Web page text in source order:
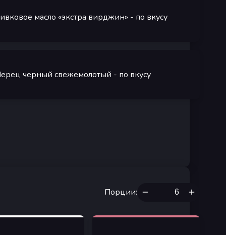
масло «экстра вирджин» - по вкусу
черный свежемолотый - по вкусу
Порции: